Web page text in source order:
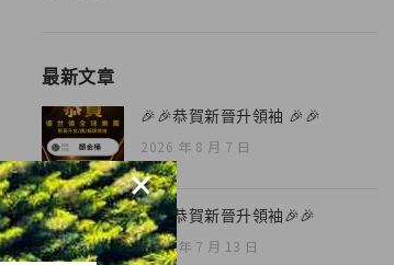
最新文章
🎉🎉恭賀新晉升領袖 🎉🎉
2026 年 8 月 7 日
🎉🎉恭賀新晉升領袖🎉🎉
2026 年 7 月 13 日
×